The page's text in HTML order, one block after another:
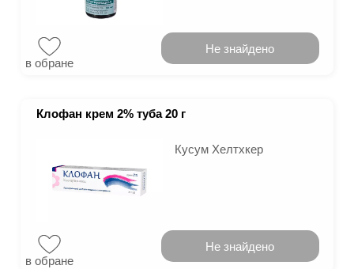
в обране
Не знайдено
Клофан крем 2% туба 20 г
Кусум Хелтхкер
в обране
Не знайдено